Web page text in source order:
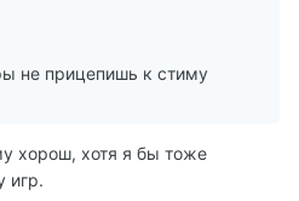
не прицепишь к стиму
хорош, хотя я бы тоже
игр.